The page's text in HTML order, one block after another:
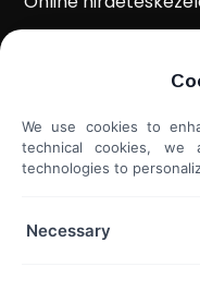
Weboldal
Shoprenter / Unas
Hideg e-mail
További
We use cookies to
technical cookies, we
technologies to
Necessary